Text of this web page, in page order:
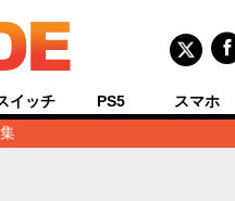
イッチ PS5 スマホ